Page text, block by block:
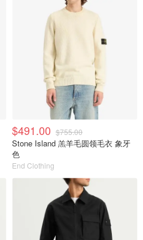
$491.00 $755.00
Stone Island 羔羊毛圆领毛衣 象牙
色
End Clothing